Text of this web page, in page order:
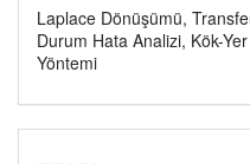
Laplace Dönüşümü, Transfer
Durum Hata Analizi, Kök-
Yöntemi